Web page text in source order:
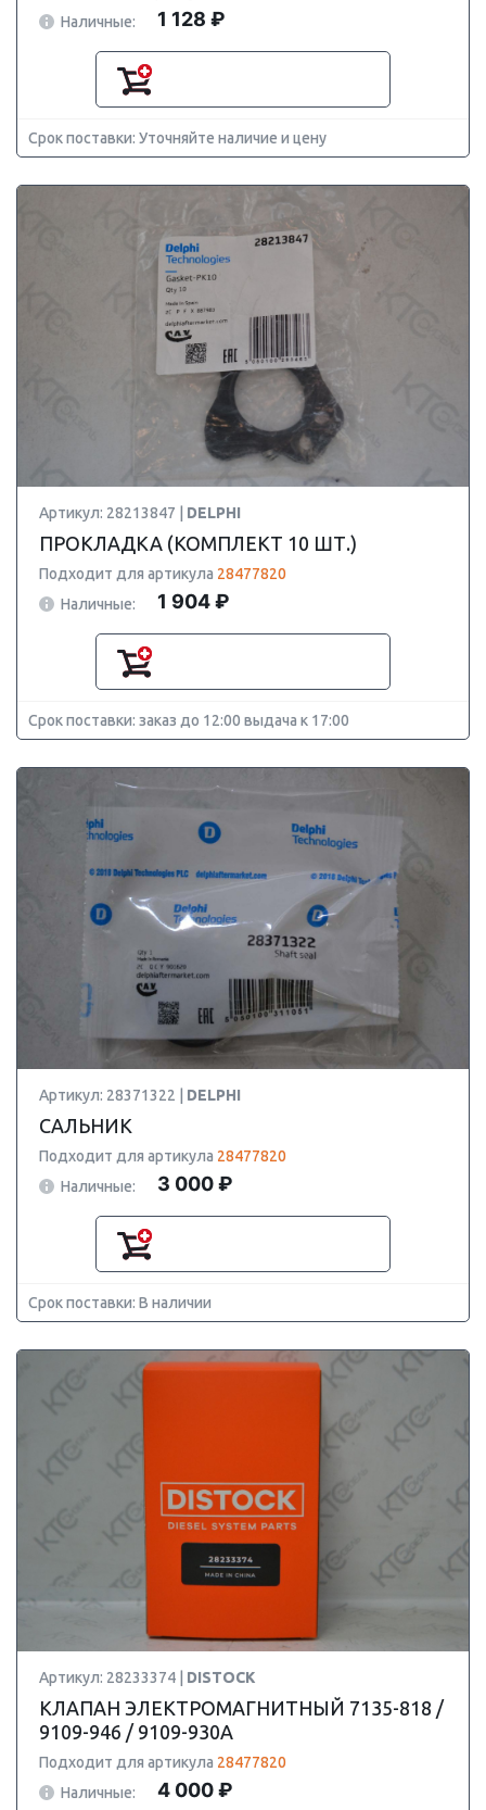
Наличные: 1 128 ₽
Срок поставки: Уточняйте наличие и цену
Артикул: 28213847 | DELPHI
ПРОКЛАДКА (КОМПЛЕКТ 10 ШТ.)
Подходит для артикула 28477820
Наличные:
1 904 ₽
Срок поставки: заказ до 12:00 выдача к 17:00
Артикул: 28371322 | DELPHI
САЛЬНИК
Подходит для артикула 28477820
Наличные:
3 000 ₽
Срок поставки: В наличии
Артикул: 28233374 | DISTOCK
КЛАПАН ЭЛЕКТРОМАГНИТНЫЙ 7135-818 /
9109-946 / 9109-930A
Подходит для артикула 28477820
Наличные:
4 000 ₽